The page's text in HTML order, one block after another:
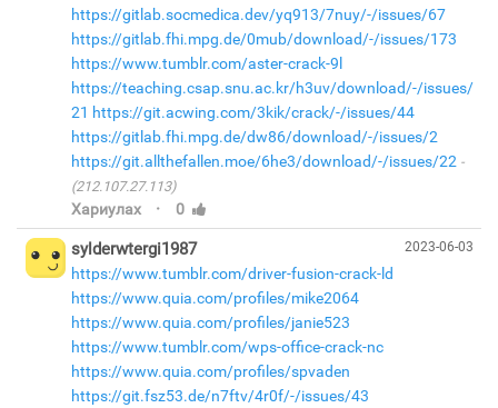
https://gitlab.socmedica.dev/yq913/7nuy/-/issues/67
https://gitlab.fhi.mpg.de/0mub/download/-/issues/173
https://www.tumblr.com/aster-crack-9l
https://teaching.csap.snu.ac.kr/h3uv/download/-/issues/
21 https://git.acwing.com/3kik/crack/-/issues/44
https://gitlab.fhi.mpg.de/dw86/download/-/issues/2
https://git.allthefallen.moe/6he3/download/-/issues/22
(212.107.27.113)
Хариулах · 0
2023-06-03
sylderwtergi1987
https://www.tumblr.com/driver-fusion-crack-ld
https://www.quia.com/profiles/mike2064
https://www.quia.com/profiles/janie523
https://www.tumblr.com/wps-office-crack-nc
https://www.quia.com/profiles/spvaden
https://git.fsz53.de/n7ftv/4r0f/-/issues/43